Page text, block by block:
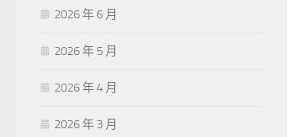
2026 年 6 月
2026 年 5 月
2026 年 4 月
2026 年 3 月